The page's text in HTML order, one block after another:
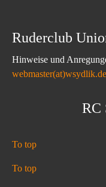
Ruderclub
Hinweise und
webmaster(at)wsydlik.de
RC
To top
To top